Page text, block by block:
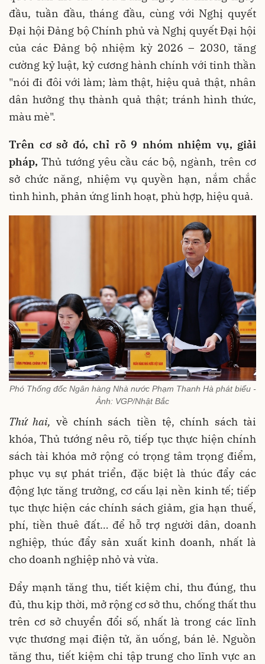
đầu, tuần đầu, tháng đầu, cùng với Nghị quyết
Đại hội Đảng bộ Chính phủ và Nghị quyết Đại hội
của các Đảng bộ nhiệm kỳ 2026 – 2030, tăng
cường kỷ luật, kỷ cương hành chính với tinh thần
"nói đi đôi với làm; làm thật, hiệu quả thật, nhân
dân hưởng thụ thành quả thật; tránh hình thức,
màu mè".
Trên cơ sở đó, chỉ rõ 9 nhóm nhiệm vụ, giải
pháp, Thủ tướng yêu cầu các bộ, ngành, trên cơ
sở chức năng, nhiệm vụ quyền hạn, nắm chắc
tình hình, phản ứng linh hoạt, phù hợp, hiệu quả.
Phó Thống đốc Ngân hàng Nhà nước Phạm Thanh Hà phát biểu -
Ảnh: VGP/Nhật Bắc
Thứ hai, về chính sách tiền tệ, chính sách tài
khóa, Thủ tướng nêu rõ, tiếp tục thực hiện chính
sách tài khóa mở rộng có trọng tâm trọng điểm,
phục vụ sự phát triển, đặc biệt là thúc đẩy các
động lực tăng trưởng, cơ cấu lại nền kinh tế; tiếp
tục thực hiện các chính sách giảm, gia hạn thuế,
phí, tiền thuê đất… để hỗ trợ người dân, doanh
nghiệp, thúc đẩy sản xuất kinh doanh, nhất là
cho doanh nghiệp nhỏ và vừa.
Đẩy mạnh tăng thu, tiết kiệm chi, thu đúng, thu
đủ, thu kịp thời, mở rộng cơ sở thu, chống thất thu
trên cơ sở chuyển đổi số, nhất là trong các lĩnh
vực thương mại điện tử, ăn uống, bán lẻ. Nguồn
tăng thu, tiết kiệm chi tập trung cho lĩnh vực an